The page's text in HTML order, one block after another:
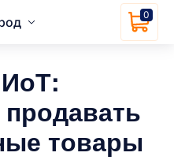
0
продавать
товары